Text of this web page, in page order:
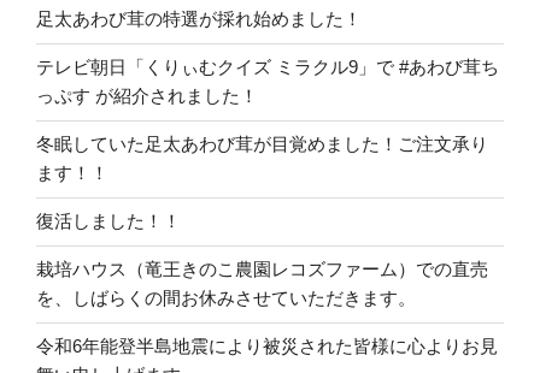
足太あわび茸の特選が採れ始めました！
テレビ朝日「くりぃむクイズ ミラクル9」で #あわび茸ち
っぷす が紹介されました！
冬眠していた足太あわび茸が目覚めました！ご注文承り
ます！！
復活しました！！
栽培ハウス（竜王きのこ農園レコズファーム）での直売
を、しばらくの間お休みさせていただきます。
令和6年能登半島地震により被災された皆様に心よりお見